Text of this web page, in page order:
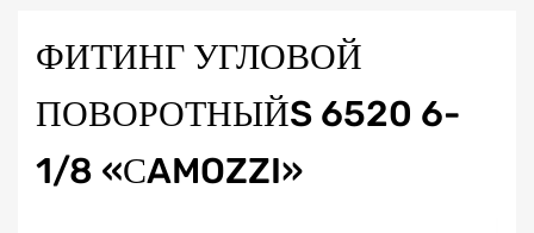
ФИТИНГ УГЛОВОЙ
ПОВОРОТНЫЙS 6520 6-
1/8 «СAMOZZI»